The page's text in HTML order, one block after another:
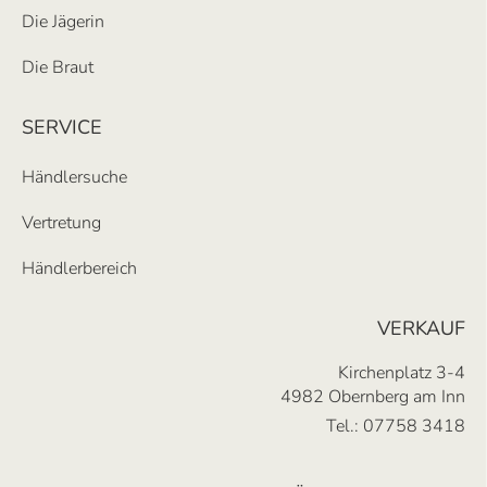
Die Jägerin
Die Braut
SERVICE
Händlersuche
Vertretung
Händlerbereich
VERKAUF
Kirchenplatz 3-4
4982 Obernberg am Inn
Tel.: 07758 3418